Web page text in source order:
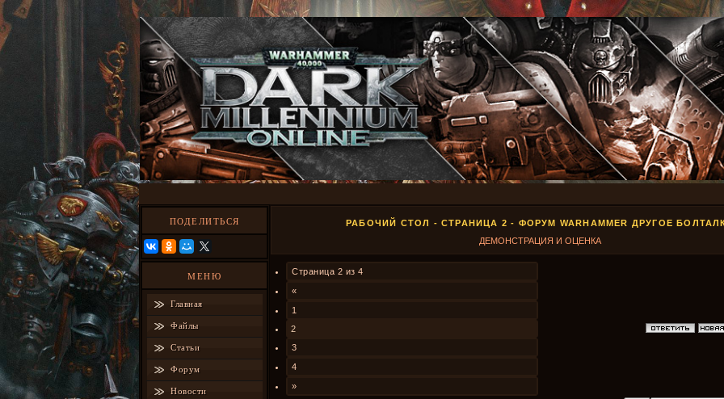
ПОДЕЛИТЬСЯ
МЕНЮ
Главная
Файлы
Статьи
Форум
Новости
РАБОЧИЙ СТОЛ - СТРАНИЦА 2 - ФОРУМ WARHAMMER ДРУГОЕ
ДЕМОНСТРАЦИЯ И ОЦЕНКА
Страница 2 из 4
«
1
2
3
4
»